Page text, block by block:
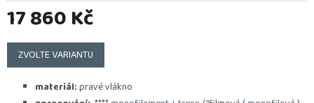
17 860 Kč
Měrná
cena:
ZVOLTE VARIANTU
materiál:pravé vlákno